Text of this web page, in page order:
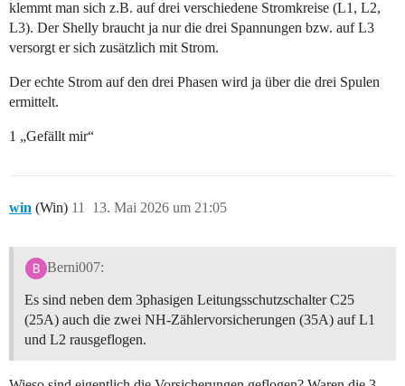
klemmt man sich z.B. auf drei verschiedene Stromkreise (L1, L2,
L3). Der Shelly braucht ja nur die drei Spannungen bzw. auf L3
versorgt er sich zusätzlich mit Strom.
Der echte Strom auf den drei Phasen wird ja über die drei Spulen
ermittelt.
1 „Gefällt mir“
win (Win) 13. Mai 2026 um 21:05
11
Berni007:
Es sind neben dem 3phasigen Leitungsschutzschalter C25
(25A) auch die zwei NH-Zählervorsicherungen (35A) auf L1
und L2 rausgeflogen.